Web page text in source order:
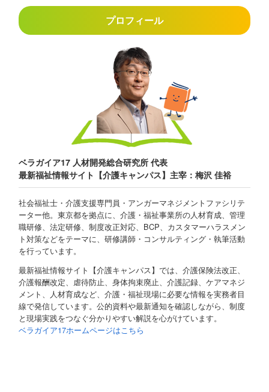
プロフィール
ベラガイア17 人材開発総合研究所 代表
最新福祉情報サイト【介護キャンパス】主宰：梅沢 佳裕
社会福祉士・介護支援専門員・アンガーマネジメントファシリテ
ーター他。東京都を拠点に、介護・福祉事業所の人材育成、管理
職研修、法定研修、制度改正対応、BCP、カスタマーハラスメン
ト対策などをテーマに、研修講師・コンサルティング・執筆活動
を行っています。
最新福祉情報サイト【介護キャンパス】では、介護保険法改正、
介護報酬改定、虐待防止、身体拘束廃止、介護記録、ケアマネジ
メント、人材育成など、介護・福祉現場に必要な情報を実務者目
線で発信しています。公的資料や最新通知を確認しながら、制度
と現場実践をつなぐ分かりやすい解説を心がけています。
ベラガイア17ホームページはこちら